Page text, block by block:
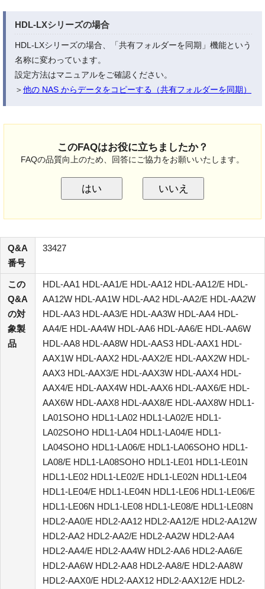
HDL-LXシリーズの場合
HDL-LXシリーズの場合、「共有フォルダーを同期」機能という
名称に変わっています。
設定方法はマニュアルをご確認ください。
＞他の NAS からデータをコピーする（共有フォルダーを同期）
このFAQはお役に立ちましたか？
FAQの品質向上のため、回答にご協力をお願いいたします。
はい いいえ
Q&A
番号
33427
この
Q&A
の対
象製
品
HDL-AA1 HDL-AA1/E HDL-AA12 HDL-AA12/E HDL-
AA12W HDL-AA1W HDL-AA2 HDL-AA2/E HDL-AA2W
HDL-AA3 HDL-AA3/E HDL-AA3W HDL-AA4 HDL-
AA4/E HDL-AA4W HDL-AA6 HDL-AA6/E HDL-AA6W
HDL-AA8 HDL-AA8W HDL-AAS3 HDL-AAX1 HDL-
AAX1W HDL-AAX2 HDL-AAX2/E HDL-AAX2W HDL-
AAX3 HDL-AAX3/E HDL-AAX3W HDL-AAX4 HDL-
AAX4/E HDL-AAX4W HDL-AAX6 HDL-AAX6/E HDL-
AAX6W HDL-AAX8 HDL-AAX8/E HDL-AAX8W HDL1-
LA01SOHO HDL1-LA02 HDL1-LA02/E HDL1-
LA02SOHO HDL1-LA04 HDL1-LA04/E HDL1-
LA04SOHO HDL1-LA06/E HDL1-LA06SOHO HDL1-
LA08/E HDL1-LA08SOHO HDL1-LE01 HDL1-LE01N
HDL1-LE02 HDL1-LE02/E HDL1-LE02N HDL1-LE04
HDL1-LE04/E HDL1-LE04N HDL1-LE06 HDL1-LE06/E
HDL1-LE06N HDL1-LE08 HDL1-LE08/E HDL1-LE08N
HDL2-AA0/E HDL2-AA12 HDL2-AA12/E HDL2-AA12W
HDL2-AA2 HDL2-AA2/E HDL2-AA2W HDL2-AA4
HDL2-AA4/E HDL2-AA4W HDL2-AA6 HDL2-AA6/E
HDL2-AA6W HDL2-AA8 HDL2-AA8/E HDL2-AA8W
HDL2-AAX0/E HDL2-AAX12 HDL2-AAX12/E HDL2-